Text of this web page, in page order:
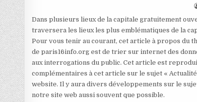
Dans plusieurs lieux de la capitale gratuitement
traversera les lieux les plus emblématiques de la
Pour vous tenir au courant, cet article à propos du
de paris16info.org est de trier sur internet des
aux interrogations du public. Cet article est
complémentaires à cet article sur le sujet «
website. Il y aura divers développements sur le
notre site web aussi souvent que possible.